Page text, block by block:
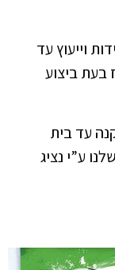
וייעוץ עד
זו תקוזז בעת ביצוע
עד בית
ע”י נציג